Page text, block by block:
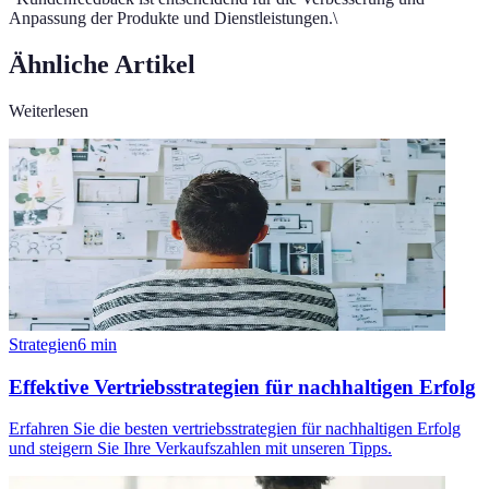
Anpassung der Produkte und Dienstleistungen.\
Ähnliche Artikel
Weiterlesen
Strategien6 min
Effektive Vertriebsstrategien für nachhaltigen Erfolg
Erfahren Sie die besten vertriebsstrategien für nachhaltigen Erfolg
und steigern Sie Ihre Verkaufszahlen mit unseren Tipps.